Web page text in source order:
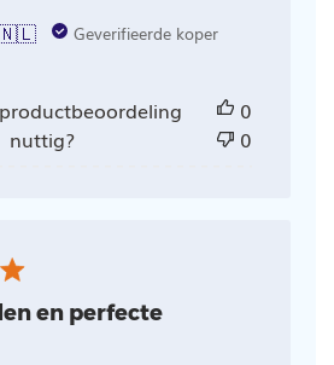
🇳🇱
Geverifieerde koper
nuttig?
0
0
en perfecte